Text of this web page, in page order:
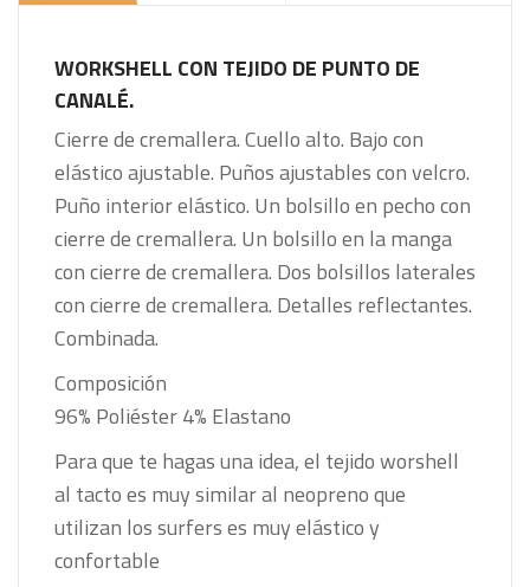
WORKSHELL CON TEJIDO DE PUNTO DE
CANALÉ.
Cierre de cremallera. Cuello alto. Bajo con
elástico ajustable. Puños ajustables con velcro.
Puño interior elástico. Un bolsillo en pecho con
cierre de cremallera. Un bolsillo en la manga
con cierre de cremallera. Dos bolsillos laterales
con cierre de cremallera. Detalles reflectantes.
Combinada.
Composición
96% Poliéster 4% Elastano
Para que te hagas una idea, el tejido worshell
al tacto es muy similar al neopreno que
utilizan los surfers es muy elástico y
confortable